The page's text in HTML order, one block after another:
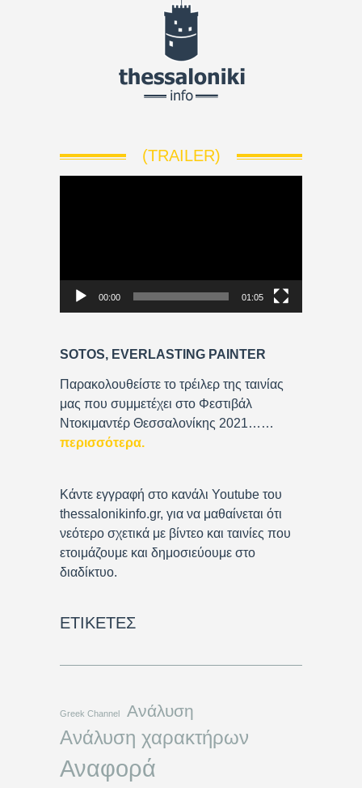
(TRAILER)
P
e
r
00:00 01:05
SOTOS, EVERLASTING PAINTER
Παρακολουθείστε το τρέιλερ της ταινίας
μας που συμμετέχει στο Φεστιβάλ
Ντοκιμαντέρ Θεσσαλονίκης 2021……
περισσότερα.
Κάντε εγγραφή στο κανάλι Youtube του
thessalonikinfo.gr, για να μαθαίνεται ότι
νεότερο σχετικά με βίντεο και ταινίες που
ετοιμάζουμε και δημοσιεύουμε στο
διαδίκτυο.
ΕΤΙΚΈΤΕΣ
Greek Channel Ανάλυση
Ανάλυση χαρακτήρων
Αναφορά